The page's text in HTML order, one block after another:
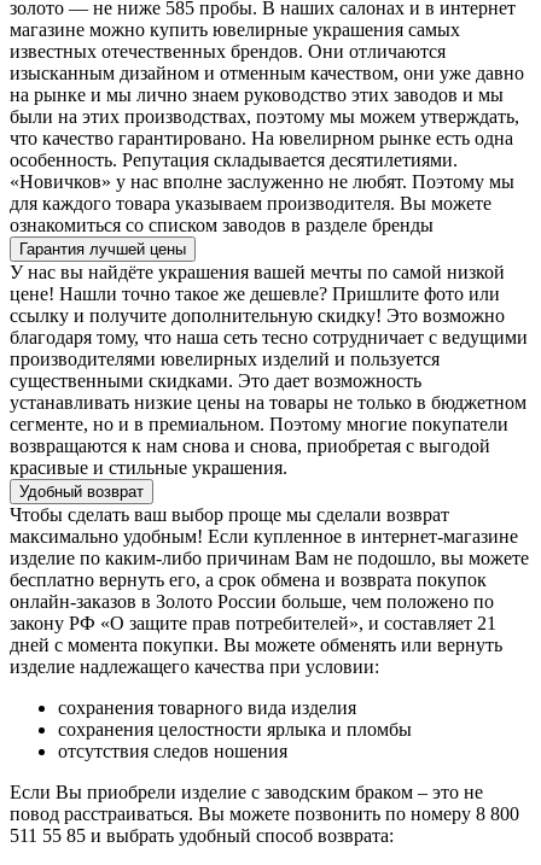
золото — не ниже 585 пробы. В наших салонах и в интернет
магазине можно купить ювелирные украшения самых
известных отечественных брендов. Они отличаются
изысканным дизайном и отменным качеством, они уже давно
на рынке и мы лично знаем руководство этих заводов и мы
были на этих производствах, поэтому мы можем утверждать,
что качество гарантировано. На ювелирном рынке есть одна
особенность. Репутация складывается десятилетиями.
«Новичков» у нас вполне заслуженно не любят. Поэтому мы
для каждого товара указываем производителя. Вы можете
ознакомиться со списком заводов в разделе бренды
Гарантия лучшей цены
У нас вы найдёте украшения вашей мечты по самой низкой
цене! Нашли точно такое же дешевле? Пришлите фото или
ссылку и получите дополнительную скидку! Это возможно
благодаря тому, что наша сеть тесно сотрудничает с ведущими
производителями ювелирных изделий и пользуется
существенными скидками. Это дает возможность
устанавливать низкие цены на товары не только в бюджетном
сегменте, но и в премиальном. Поэтому многие покупатели
возвращаются к нам снова и снова, приобретая с выгодой
красивые и стильные украшения.
Удобный возврат
Чтобы сделать ваш выбор проще мы сделали возврат
максимально удобным! Если купленное в интернет-магазине
изделие по каким-либо причинам Вам не подошло, вы можете
бесплатно вернуть его, а срок обмена и возврата покупок
онлайн-заказов в Золото России больше, чем положено по
закону РФ «О защите прав потребителей», и составляет 21
дней с момента покупки. Вы можете обменять или вернуть
изделие надлежащего качества при условии:
сохранения товарного вида изделия
сохранения целостности ярлыка и пломбы
отсутствия следов ношения
Если Вы приобрели изделие с заводским браком – это не
повод расстраиваться. Вы можете позвонить по номеру 8 800
511 55 85 и выбрать удобный способ возврата: